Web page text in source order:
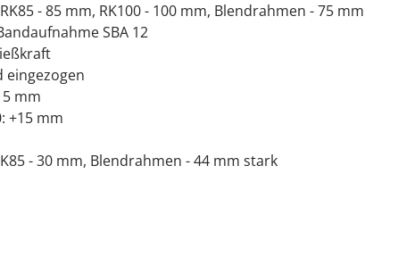
- 85 mm, RK100 - 100 mm, Blendrahmen - 75 mm
SBA 12
eingezogen
mm
+15 mm
- 30 mm, Blendrahmen - 44 mm stark